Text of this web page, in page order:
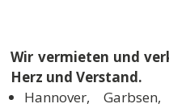
Wir vermieten und
Herz und Verstand.
Hannover,